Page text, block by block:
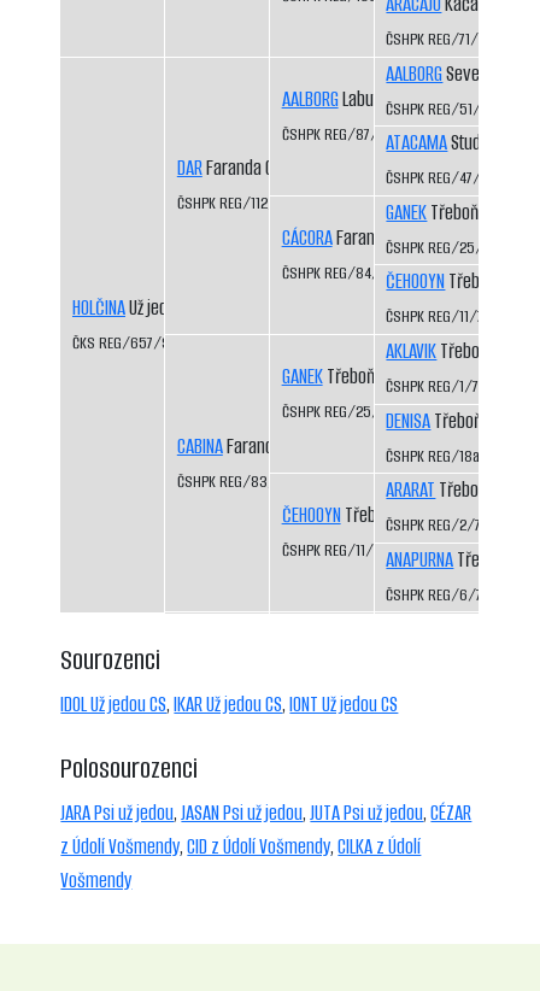
HOLČINAUž jedou CS
ČKS REG/657/92/93
DARFaranda CS
ČSHPK REG/112/86/88
CABINAFaranda CS
ČSHPK REG/83/84
AALBORGLabutí řeka CS
ČSHPK REG/87/84
CÁCORAFaranda CS
ČSHPK REG/84/84
GANEKTřeboň-Kopeček CS
ČSHPK REG/25/82
ČEHOOYNTřeboň-Kopeček CS
ČSHPK REG/11/79
ČSHPK REG/71/84
AALBORGSeverní vítr
ČSHPK REG/51/83
ATACAMAStudená
ČSHPK REG/47/83
GANEKTřeboň-
ČSHPK REG/25/82
ČEHOOYNTřeboň-
ČSHPK REG/11/79
AKLAVIKTřeboň-
ČSHPK REG/1/77
DENISATřeboň-
ČSHPK REG/18a/81
ARARAT Třeboň-
ČSHPK REG/2/77
ANAPURNATřeboň-
ČSHPK REG/6/77
Sourozenci
IDOL Už jedou CS,IKAR Už jedou CS,IONT Už jedou CS
Polosourozenci
JARA Psi už jedou,JASAN Psi už jedou,JUTA Psi už jedou,CÉZAR
z Údolí Vošmendy,CID z Údolí Vošmendy,CILKA z Údolí
Vošmendy